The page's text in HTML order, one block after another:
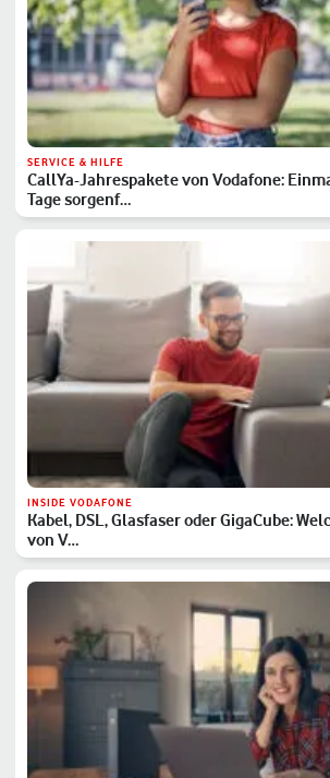
SERVICE & HILFE
CallYa-Jahrespakete von Vodafone:
Tage sorgenf…
INSIDE VODAFONE
Kabel, DSL, Glasfaser oder GigaCube:
von V…